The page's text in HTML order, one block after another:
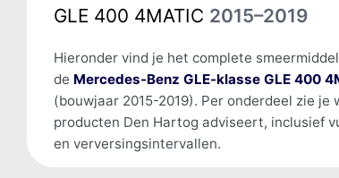
GLE 400 4MATIC 2015–2019
Hieronder vind je het complete
de Mercedes-Benz GLE-klasse GLE 400
(bouwjaar 2015-2019). Per onderdeel zie je
producten Den Hartog adviseert, inclusief
en verversingsintervallen.